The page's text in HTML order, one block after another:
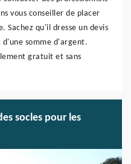
vous conseiller de placer
Sachez qu'il dresse un devis
d'une somme d'argent.
gratuit et sans
socles pour les